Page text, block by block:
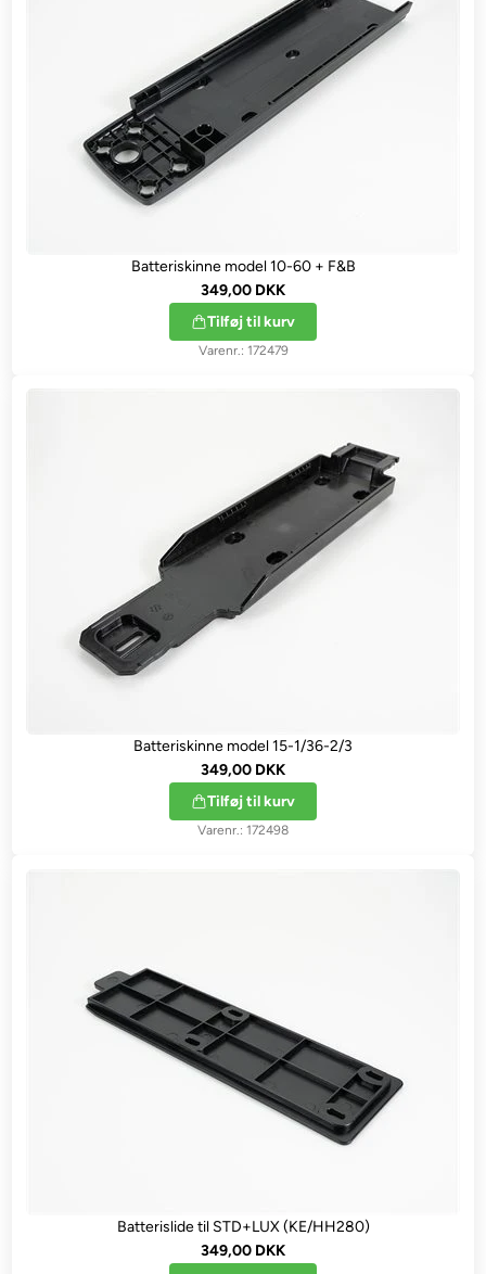
Batteriskinne model 10-60 + F&B
349,00 DKK
Tilføj til kurv
172479
Batteriskinne model 15-1/36-2/3
349,00 DKK
Tilføj til kurv
172498
Batterislide til STD+LUX (KE/HH280)
349,00 DKK